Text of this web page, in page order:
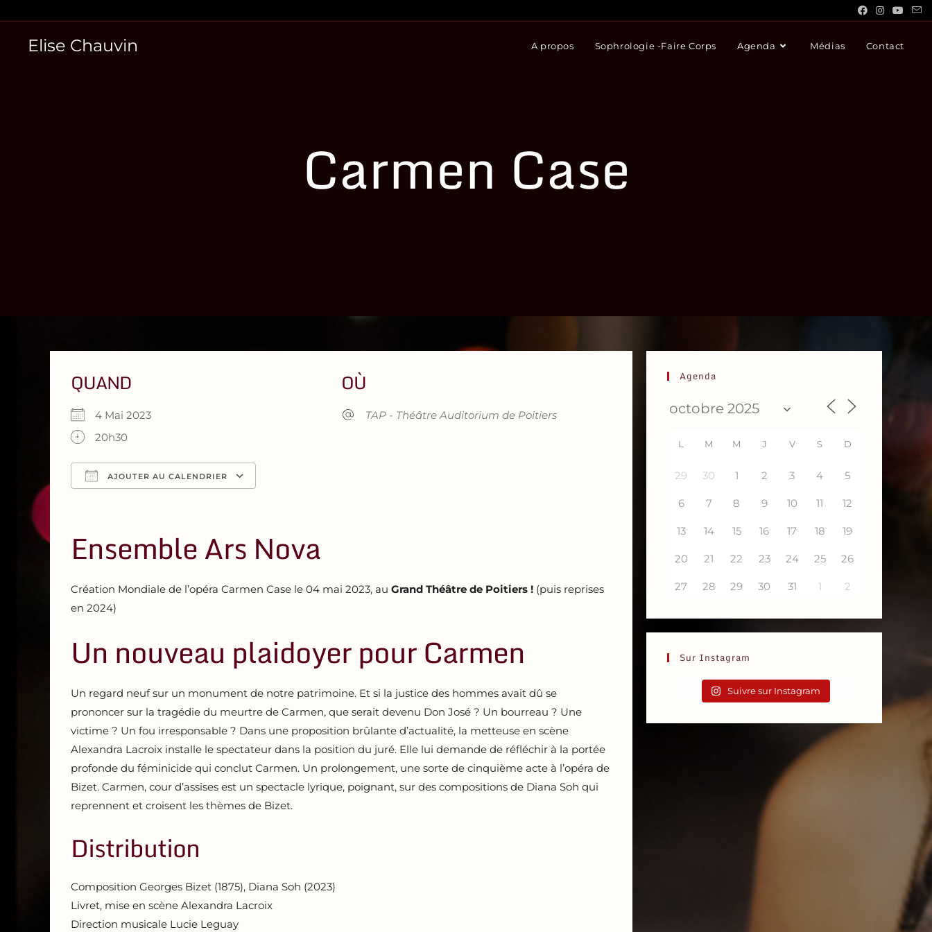
to
contentElise Chauvin A propos Sophrologie -Faire Corps Agenda Médias Contact
Carmen Case
QUAND
4 Mai 2023
20h30
AJOUTER AU CALENDRIER
OÙ
TAP - Théâtre Auditorium de Poitiers
Ensemble Ars Nova
Création Mondiale de l’opéra Carmen Case le 04 mai 2023, au Grand Théâtre de Poitiers ! (puis reprises
en 2024)
Un nouveau plaidoyer pour Carmen
Un regard neuf sur un monument de notre patrimoine. Et si la justice des hommes avait dû se
prononcer sur la tragédie du meurtre de Carmen, que serait devenu Don José ? Un bourreau ? Une
victime ? Un fou irresponsable ? Dans une proposition brûlante d’actualité, la metteuse en scène
Alexandra Lacroix installe le spectateur dans la position du juré. Elle lui demande de réfléchir à la portée
profonde du féminicide qui conclut Carmen. Un prolongement, une sorte de cinquième acte à l’opéra de
Bizet. Carmen, cour d’assises est un spectacle lyrique, poignant, sur des compositions de Diana Soh qui
reprennent et croisent les thèmes de Bizet.
Distribution
Composition Georges Bizet (1875), Diana Soh (2023)
Livret, mise en scène Alexandra Lacroix
Direction musicale Lucie Leguay
Agenda
L M M J V S D
29 30 1 2 3 4 5
6 7 8 9 10 11 12
13 14 15 16 17 18 19
20 21 22 23 24 25 26
27 28 29 30 31 1 2
Sur Instagram
Suivre sur Instagram